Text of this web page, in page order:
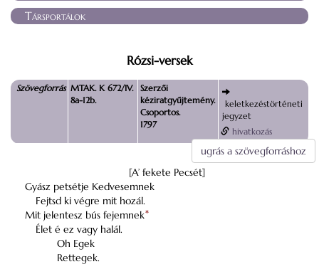
Társportálok
Rózsi-versek
Szövegforrás MTAK. K 672/IV.
8a-12b.
Szerzői
kéziratgyűjtemény.
Csoportos.
1797
keletkezéstörténeti
jegyzet
hivatkozás
ugrás a szövegforráshoz
[A’ fekete Pecsét]
Gyász petsétje Kedvesemnek
Fejtsd ki végre mit hozál.
Mit jelentesz bús fejemnek*
Élet é ez vagy halál.
Oh Egek
Rettegek.